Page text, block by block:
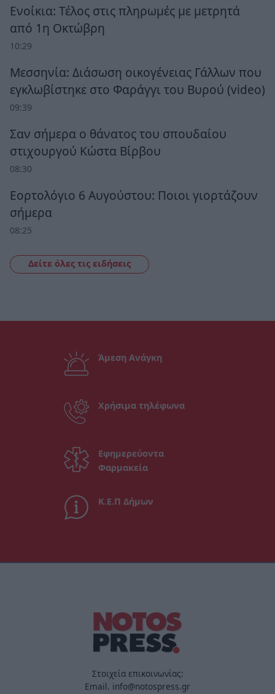
Ενοίκια: Τέλος στις πληρωμές με μετρητά
από 1η Οκτώβρη
10:29
Μεσσηνία: Διάσωση οικογένειας Γάλλων που
εγκλωβίστηκε στο Φαράγγι του Βυρού (video)
09:39
Σαν σήμερα ο θάνατος του σπουδαίου
στιχουργού Κώστα Βίρβου
08:30
Εορτολόγιο 6 Αυγούστου: Ποιοι γιορτάζουν
σήμερα
08:25
Δείτε όλες τις ειδήσεις
Άμεση Ανάγκη
Χρήσιμα τηλέφωνα
Εφημερεύοντα
Φαρμακεία
Κ.Ε.Π Δήμων
Στοιχεία επικοινωνίας:
Email. info@notospress.gr